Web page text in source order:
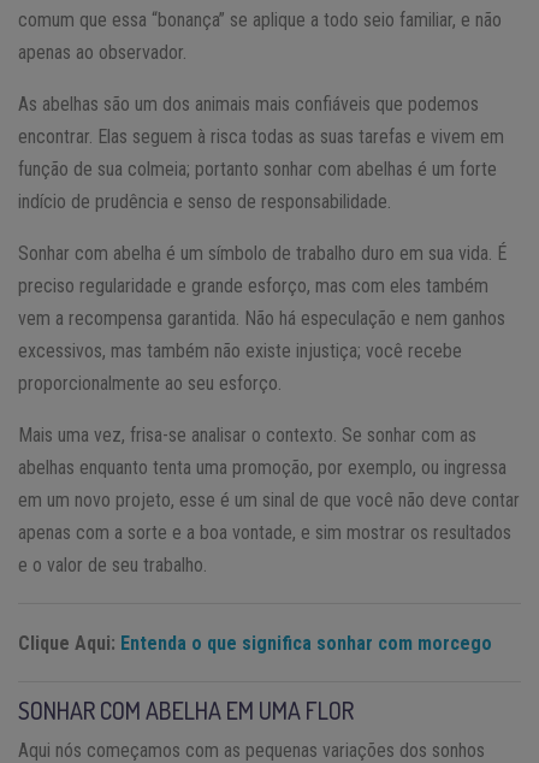
comum que essa “bonança” se aplique a todo seio familiar, e não
apenas ao observador.
As abelhas são um dos animais mais confiáveis que podemos
encontrar. Elas seguem à risca todas as suas tarefas e vivem em
função de sua colmeia; portanto sonhar com abelhas é um forte
indício de prudência e senso de responsabilidade.
Sonhar com abelha é um símbolo de trabalho duro em sua vida. É
preciso regularidade e grande esforço, mas com eles também
vem a recompensa garantida. Não há especulação e nem ganhos
excessivos, mas também não existe injustiça; você recebe
proporcionalmente ao seu esforço.
Mais uma vez, frisa-se analisar o contexto. Se sonhar com as
abelhas enquanto tenta uma promoção, por exemplo, ou ingressa
em um novo projeto, esse é um sinal de que você não deve contar
apenas com a sorte e a boa vontade, e sim mostrar os resultados
e o valor de seu trabalho.
Clique Aqui: Entenda o que significa sonhar com morcego
SONHAR COM ABELHA EM UMA FLOR
Aqui nós começamos com as pequenas variações dos sonhos